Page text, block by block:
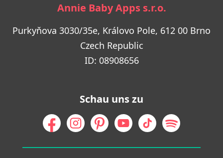
Annie Baby Apps s.r.o.
Purkyňova 3030/35e, Královo Pole, 612 00 Brno
Czech Republic
ID: 08908656
Schau uns zu